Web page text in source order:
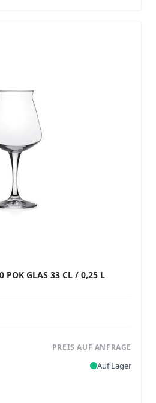
POK GLAS 33 CL / 0,25 L
PREIS AUF ANFRAGE
Auf Lager